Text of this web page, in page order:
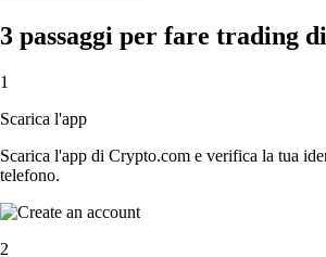
3 passaggi per fare trading
1
Scarica l'app
Scarica l'app di Crypto.com e verifica la tua
telefono.
2